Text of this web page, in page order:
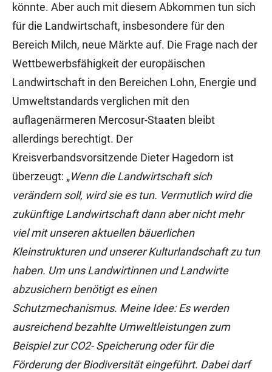
könnte. Aber auch mit diesem Abkommen tun sich
für die Landwirtschaft, insbesondere für den
Bereich Milch, neue Märkte auf. Die Frage nach der
Wettbewerbsfähigkeit der europäischen
Landwirtschaft in den Bereichen Lohn, Energie und
Umweltstandards verglichen mit den
auflagenärmeren Mercosur-Staaten bleibt
allerdings berechtigt. Der
Kreisverbandsvorsitzende Dieter Hagedorn ist
überzeugt: „Wenn die Landwirtschaft sich
verändern soll, wird sie es tun. Vermutlich wird die
zukünftige Landwirtschaft dann aber nicht mehr
viel mit unseren aktuellen bäuerlichen
Kleinstrukturen und unserer Kulturlandschaft zu tun
haben. Um uns Landwirtinnen und Landwirte
abzusichern benötigt es einen
Schutzmechanismus. Meine Idee: Es werden
ausreichend bezahlte Umweltleistungen zum
Beispiel zur CO2- Speicherung oder für die
Förderung der Biodiversität eingeführt. Dabei darf